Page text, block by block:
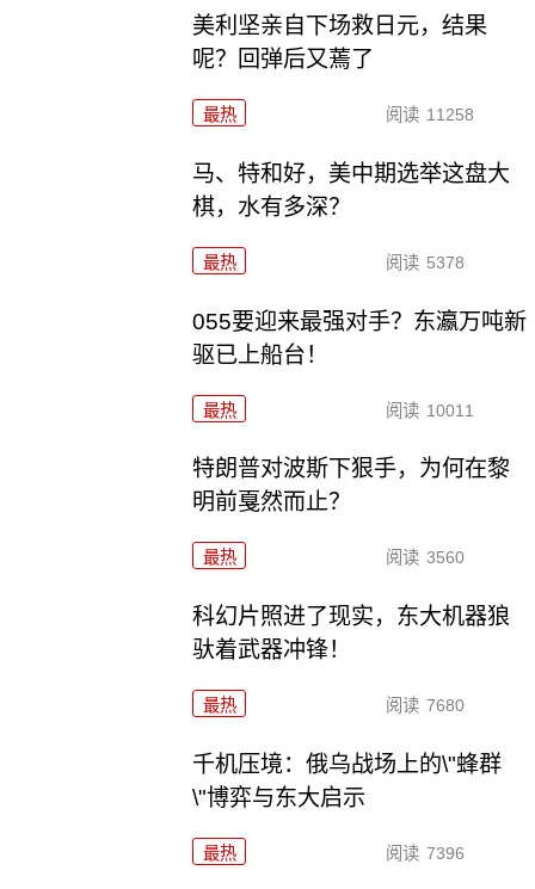
美利坚亲自下场救日元，结果
呢？回弹后又蔫了
最热 阅读 11258
马、特和好，美中期选举这盘大
棋，水有多深？
最热 阅读 5378
055要迎来最强对手？东瀛万吨新
驱已上船台！
最热 阅读 10011
特朗普对波斯下狠手，为何在黎
明前戛然而止？
最热 阅读 3560
科幻片照进了现实，东大机器狼
驮着武器冲锋！
最热 阅读 7680
千机压境：俄乌战场上的\"蜂群
\"博弈与东大启示
最热 阅读 7396